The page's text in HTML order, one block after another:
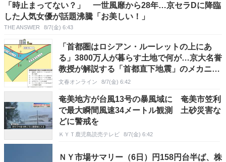
「時止まってない？」 一世風靡から28年…京セラDに降臨
した人気女優が話題沸騰「お美しい！」
THE ANSWER 8/7(金) 6:43
「首都圏はロシアン・ルーレットの上にあ
る」3800万人が暮らす土地で何が…京大名誉
教授が解説する「首都直下地震」のメカニズ
ム
文春オンライン 8/7(金) 6:42
奄美地方が台風13号の暴風域に 奄美市笠利
で最大瞬間風速34メートル観測 土砂災害な
どに警戒を
ＫＹＴ鹿児島読売テレビ 8/7(金) 6:42
ＮＹ市場サマリー（6日）円158円台半ば、株